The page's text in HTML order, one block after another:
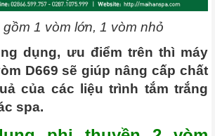
gồm 1 vòm lớn, 1 vòm nhỏ
dụng, ưu điểm trên thì máy
D669 sẽ giúp nâng cấp chất
của các liệu trình tắm trắng
spa.